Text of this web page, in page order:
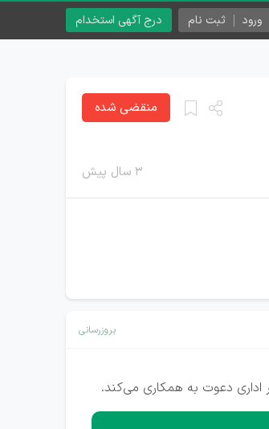
درج آگهی استخدام ورود ثبت نام
۳ سال پیش
منقضی شده
بروزرسانی
اداری دعوت به همکاری می‌کند.